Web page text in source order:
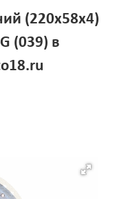
(220х58х4)
(039) в